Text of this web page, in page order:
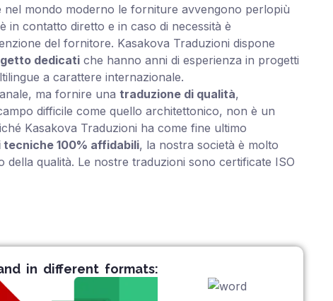
nel mondo moderno le forniture avvengono perlopiù
in contatto diretto e in caso di necessità è
del fornitore. Kasakova Traduzioni dispone
dedicati che hanno anni di esperienza in progetti
a carattere internazionale.
ma fornire una traduzione di qualità,
difficile come quello architettonico, non è un
Kasakova Traduzioni ha come fine ultimo
100% affidabili, la nostra società è molto
della qualità. Le nostre traduzioni sono certificate ISO
in different formats: